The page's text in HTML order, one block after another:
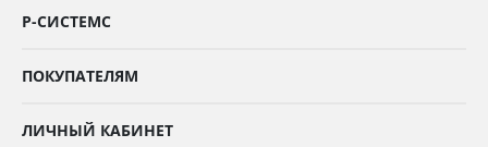
Р-СИСТЕМС
ПОКУПАТЕЛЯМ
ЛИЧНЫЙ КАБИНЕТ